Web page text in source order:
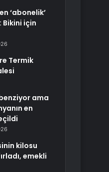
‘abonelik’
Bikini için
Termik
ama
en
kilosu
emekli